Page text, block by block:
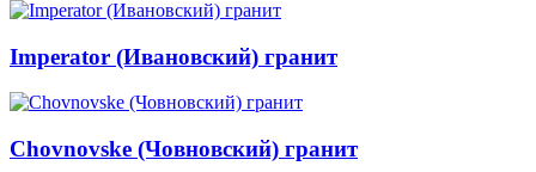
Imperator (Ивановский) гранит
Chovnovske (Човновский) гранит